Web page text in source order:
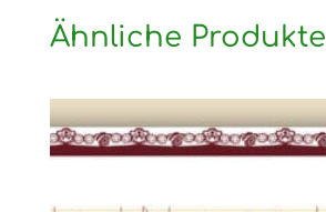
Ähnliche Produkte